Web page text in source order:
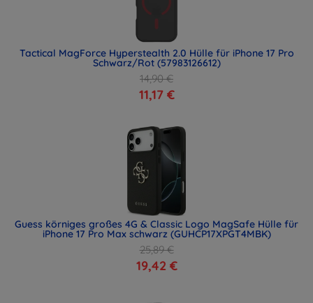
Tactical MagForce Hyperstealth 2.0 Hülle für iPhone 17 Pro
Schwarz/Rot (57983126612)
14,90 €
11,17 €
Guess körniges großes 4G & Classic Logo MagSafe Hülle für
iPhone 17 Pro Max schwarz (GUHCP17XPGT4MBK)
25,89 €
19,42 €